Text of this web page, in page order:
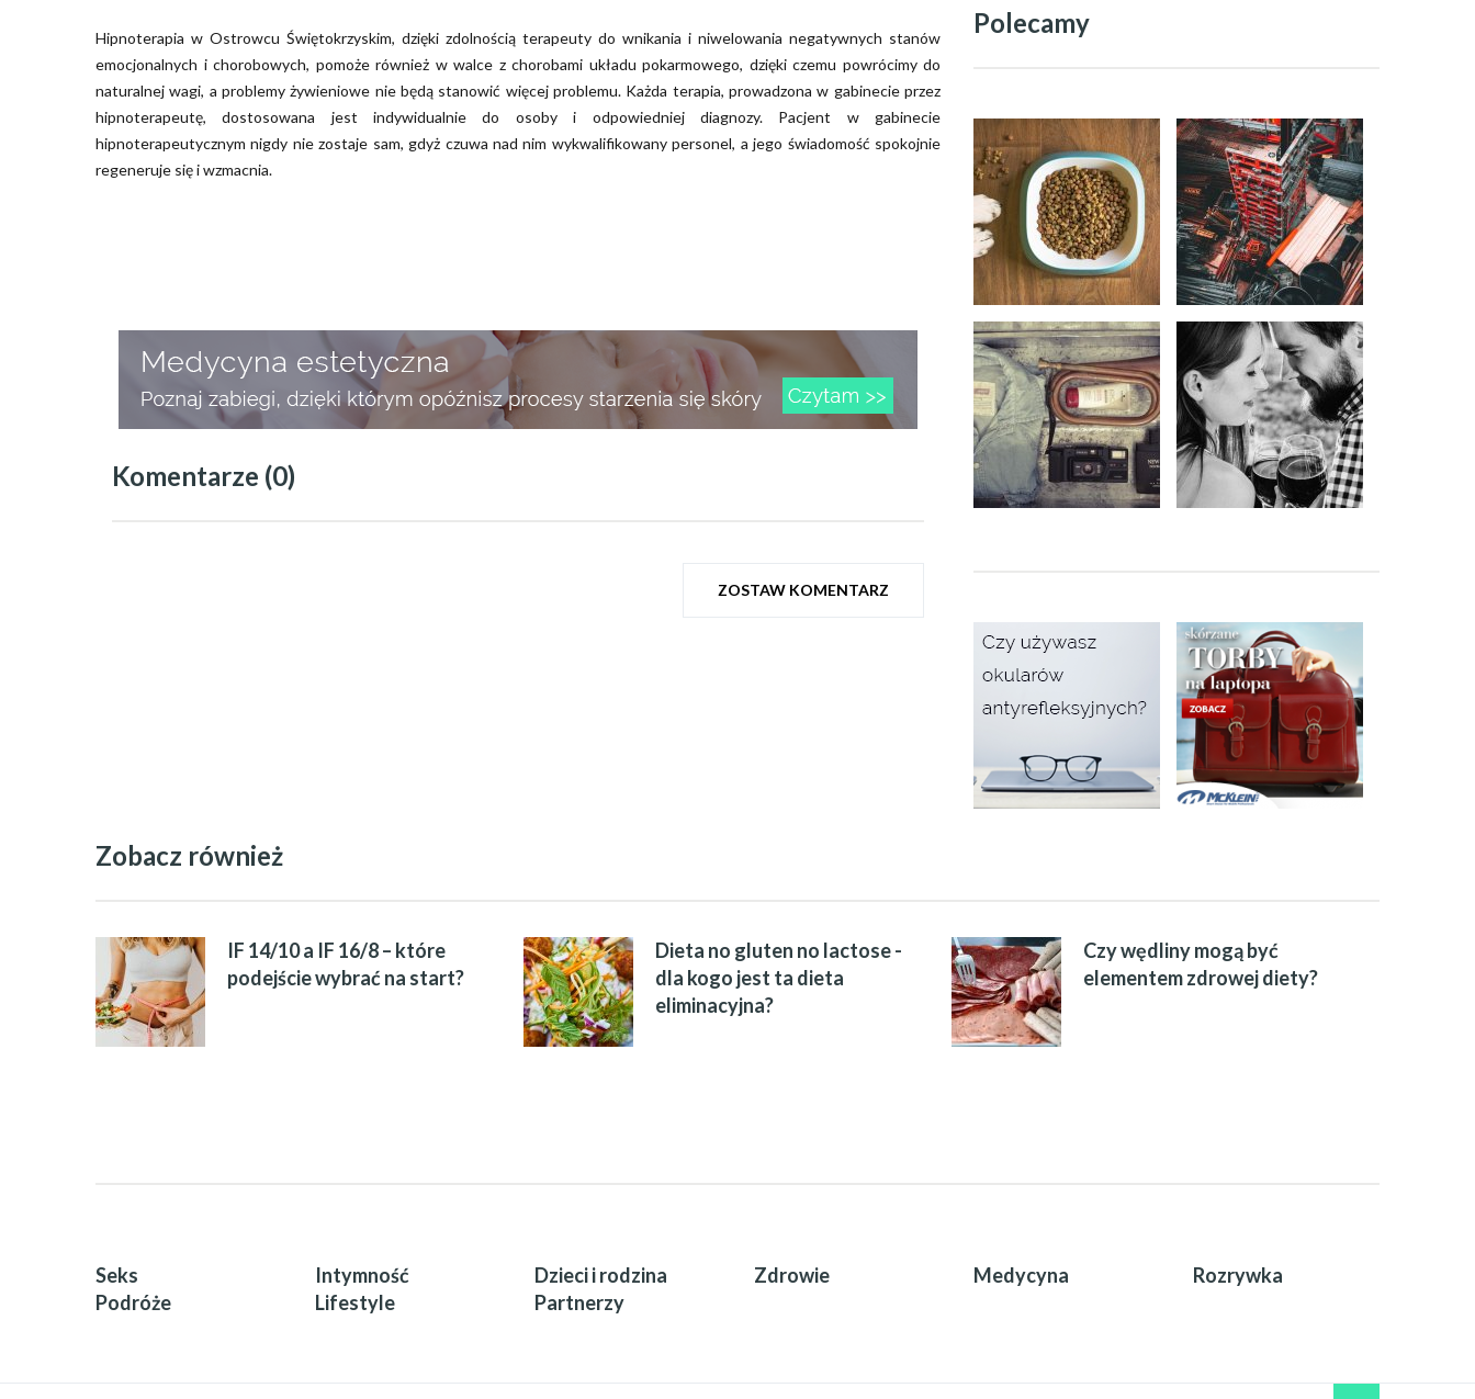
Hipnoterapia w Ostrowcu Świętokrzyskim, dzięki zdolnością terapeuty do wnikania i niwelowania negatywnych stanów
emocjonalnych i chorobowych, pomoże również w walce z chorobami układu pokarmowego, dzięki czemu powrócimy do
naturalnej wagi, a problemy żywieniowe nie będą stanowić więcej problemu. Każda terapia, prowadzona w gabinecie przez
hipnoterapeutę, dostosowana jest indywidualnie do osoby i odpowiedniej diagnozy. Pacjent w gabinecie
hipnoterapeutycznym nigdy nie zostaje sam, gdyż czuwa nad nim wykwalifikowany personel, a jego świadomość spokojnie
regeneruje się i wzmacnia.
Komentarze (0)
ZOSTAW KOMENTARZ
Polecamy
Zobacz również
IF 14/10 a IF 16/8 – które
podejście wybrać na start?
Dieta no gluten no lactose -
dla kogo jest ta dieta
eliminacyjna?
Czy wędliny mogą być
elementem zdrowej diety?
Seks Intymność Dzieci i rodzina Zdrowie Medycyna
Rozrywka
Podróże
Lifestyle Partnerzy